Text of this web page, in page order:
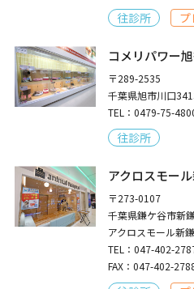
往診所
コメリパワー
〒289-2535
千葉県旭市川口
TEL：0479-75-
往診所
アクロスモー
〒273-0107
千葉県鎌ケ谷市新
アクロスモール新
TEL：047-402-
FAX：047-402-